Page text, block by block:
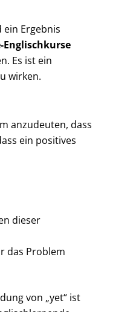
Ergebnis
Englischkurse
Es ist ein
wirken.
anzudeuten, dass
ein positives
dieser
das Problem
von „yet“ ist